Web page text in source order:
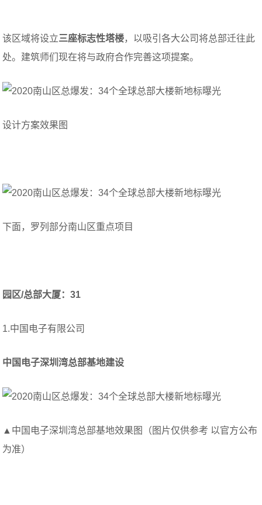
该区域将设立三座标志性塔楼，以吸引各大公司将总部迁往此
处。建筑师们现在将与政府合作完善这项提案。
设计方案效果图
下面，罗列部分南山区重点项目
园区/总部大厦：31
1.中国电子有限公司
中国电子深圳湾总部基地建设
▲中国电子深圳湾总部基地效果图（图片仅供参考 以官方公布
为准）